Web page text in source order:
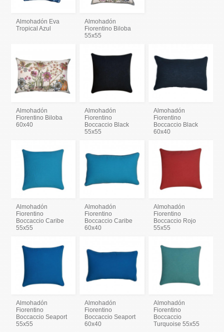
Almohadón Eva
Tropical Azul
Almohadón
Fiorentino Biloba
55x55
Almohadón
Fiorentino Biloba
60x40
Almohadón
Fiorentino
Boccaccio Black
55x55
Almohadón
Fiorentino
Boccaccio Black
60x40
Almohadón
Fiorentino
Boccaccio Caribe
55x55
Almohadón
Fiorentino
Boccaccio Caribe
60x40
Almohadón
Fiorentino
Boccaccio Rojo
55x55
Almohadón
Fiorentino
Boccaccio Seaport
55x55
Almohadón
Fiorentino
Boccaccio Seaport
60x40
Almohadón
Fiorentino
Boccaccio
Turquoise 55x55